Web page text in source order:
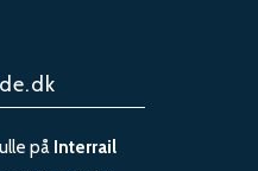
på Interrail